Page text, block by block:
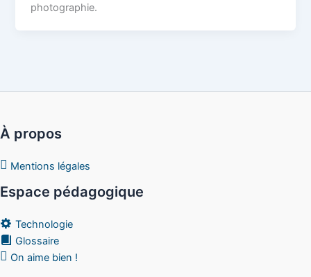
photographie.
À propos
Mentions légales
Espace pédagogique
Technologie
Glossaire
On aime bien !